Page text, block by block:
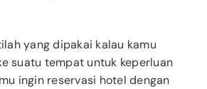
yang dipakai kalau kamu
suatu tempat untuk keperluan
ingin reservasi hotel dengan